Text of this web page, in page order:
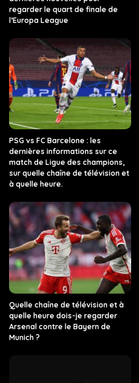
regarder le quart de finale de
l’Europa League
PSG vs FC Barcelone : les
dernières informations sur ce
match de Ligue des champions,
sur quelle chaîne de télévision et
à quelle heure.
Quelle chaîne de télévision et à
quelle heure dois-je regarder
Arsenal contre le Bayern de
Munich ?